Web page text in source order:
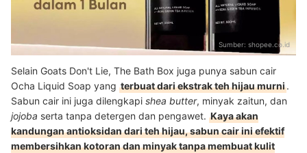
Sumber: shopee.co.id
Selain Goats Don't Lie, The Bath Box juga punya sabun cair
Ocha Liquid Soap yang terbuat dari ekstrak teh hijau murni.
Sabun cair ini juga dilengkapi shea butter, minyak zaitun, dan
jojoba serta tanpa detergen dan pengawet. Kaya akan
kandungan antioksidan dari teh hijau, sabun cair ini efektif
membersihkan kotoran dan minyak tanpa membuat kulit